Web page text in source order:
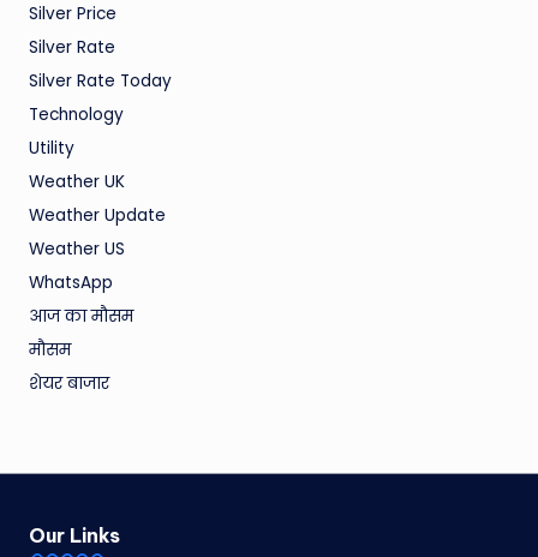
Silver Price
Silver Rate
Silver Rate Today
Technology
Utility
Weather UK
Weather Update
Weather US
WhatsApp
आज का मौसम
मौसम
शेयर बाजार
Our Links